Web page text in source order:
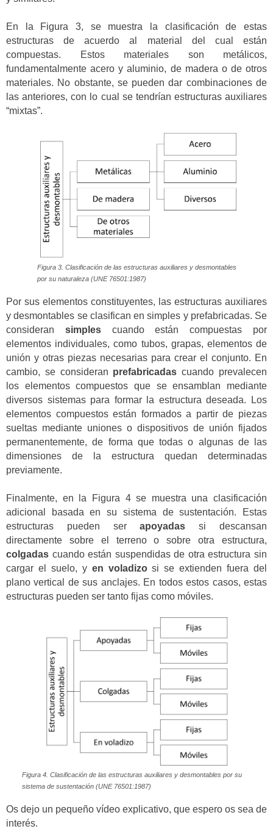
En la Figura 3, se muestra la clasificación de estas
estructuras de acuerdo al material del cual están
compuestas. Estos materiales son metálicos,
fundamentalmente acero y aluminio, de madera o de otros
materiales. No obstante, se pueden dar combinaciones de
las anteriores, con lo cual se tendrían estructuras auxiliares
“mixtas”.
Figura 3. Clasificación de las estructuras auxiliares y desmontables
por su naturaleza (UNE 76501:1987)
Por sus elementos constituyentes, las estructuras auxiliares
y desmontables se clasifican en simples y prefabricadas. Se
consideran simplescuando están compuestas por
elementos individuales, como tubos, grapas, elementos de
unión y otras piezas necesarias para crear el conjunto. En
cambio, se consideran prefabricadas cuando prevalecen
los elementos compuestos que se ensamblan mediante
diversos sistemas para formar la estructura deseada. Los
elementos compuestos están formados a partir de piezas
sueltas mediante uniones o dispositivos de unión fijados
permanentemente, de forma que todas o algunas de las
dimensiones de la estructura quedan determinadas
previamente.
Finalmente, en la Figura 4 se muestra una clasificación
adicional basada en su sistema de sustentación. Estas
estructuras pueden serapoyadas si descansan
directamente sobre el terreno o sobre otra estructura,
colgadas cuando están suspendidas de otra estructura sin
cargar el suelo, y en voladizosi se extienden fuera del
plano vertical de sus anclajes. En todos estos casos, estas
estructuras pueden ser tanto fijas como móviles.
Figura 4. Clasificación de las estructuras auxiliares y desmontables por su
sistema de sustentación (UNE 76501:1987)
Os dejo un pequeño vídeo explicativo, que espero os sea de
interés.